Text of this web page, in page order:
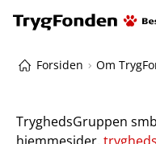
Forsiden Om
TryghedsGruppen